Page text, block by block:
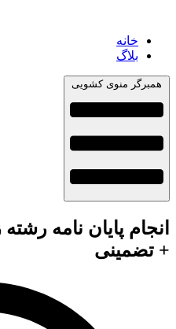
خانه
بلاگ
همبرگر منوی کشویی
انجام پایان نامه
+ تضمینی